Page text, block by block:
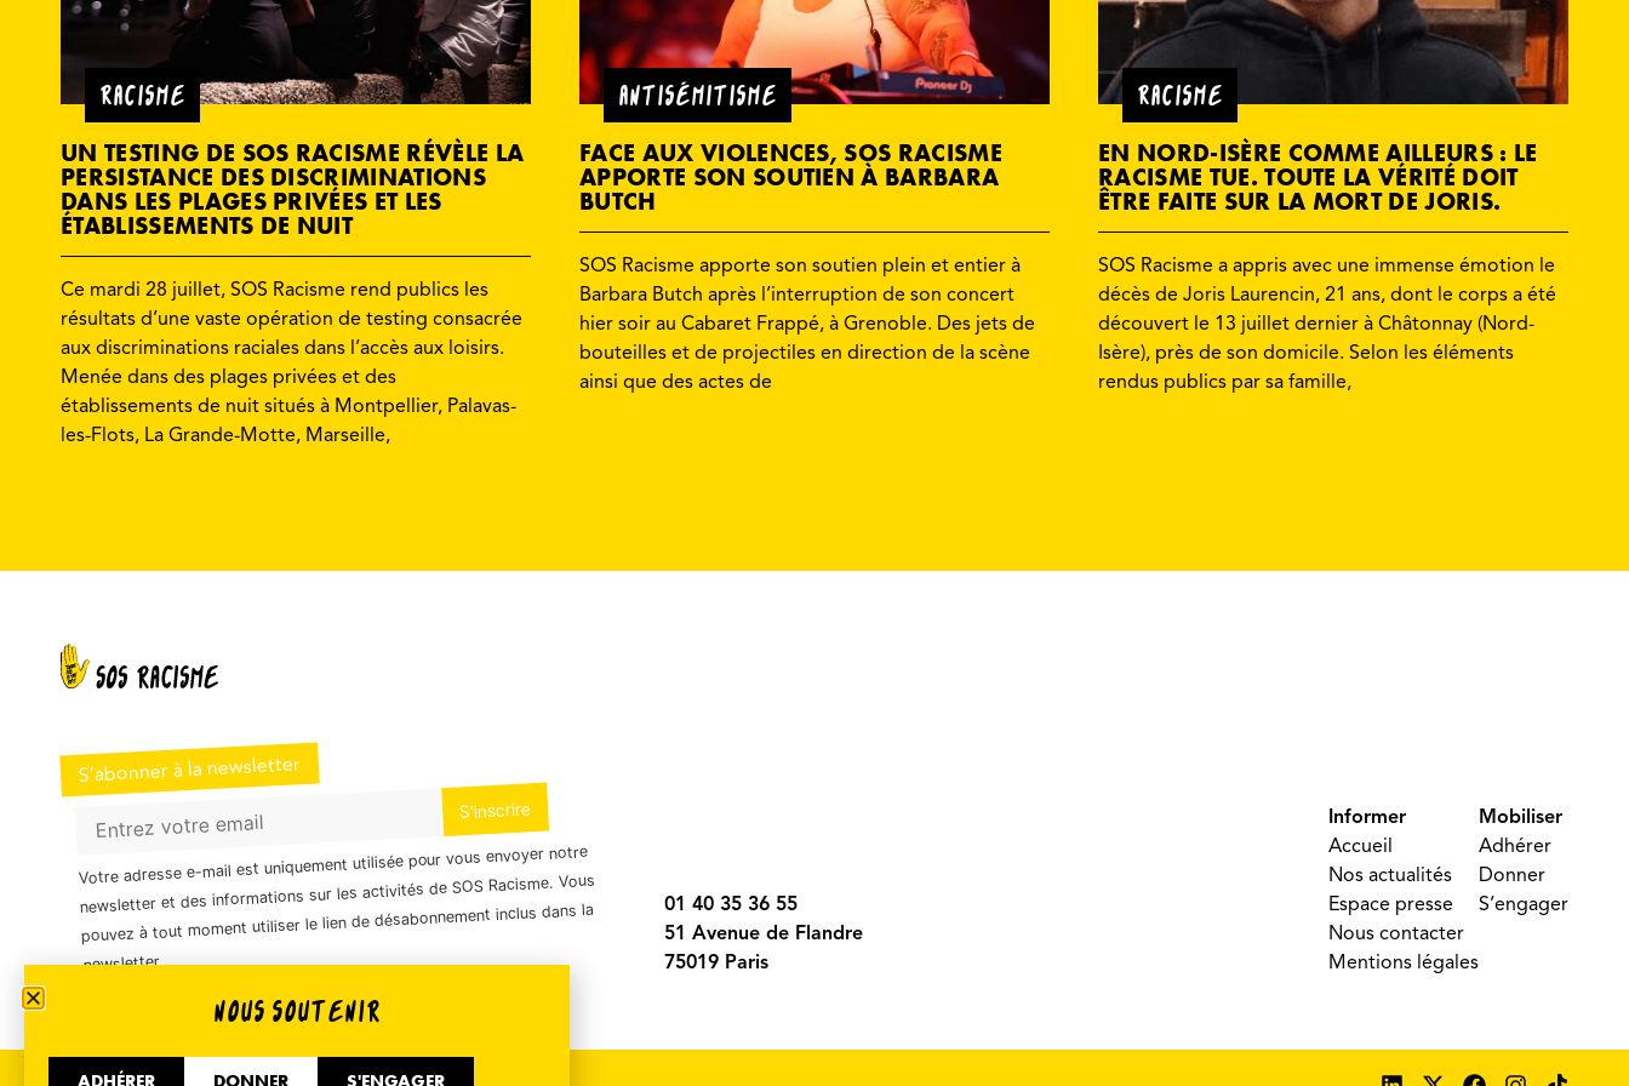
RACISME
UN TESTING DE SOS RACISME RÉVÈLE LA
PERSISTANCE DES DISCRIMINATIONS
DANS LES PLAGES PRIVÉES ET LES
ÉTABLISSEMENTS DE NUIT
Ce mardi 28 juillet, SOS Racisme rend publics les
résultats d’une vaste opération de testing consacrée
aux discriminations raciales dans l’accès aux loisirs.
Menée dans des plages privées et des
établissements de nuit situés à Montpellier, Palavas-
les-Flots, La Grande-Motte, Marseille,
ANTISÉMITISME
FACE AUX VIOLENCES, SOS RACISME
APPORTE SON SOUTIEN À BARBARA
BUTCH
SOS Racisme apporte son soutien plein et entier à
Barbara Butch après l’interruption de son concert
hier soir au Cabaret Frappé, à Grenoble. Des jets de
bouteilles et de projectiles en direction de la scène
ainsi que des actes de
RACISME
EN NORD-ISÈRE COMME AILLEURS : LE
RACISME TUE. TOUTE LA VÉRITÉ DOIT
ÊTRE FAITE SUR LA MORT DE JORIS.
SOS Racisme a appris avec une immense émotion le
décès de Joris Laurencin, 21 ans, dont le corps a été
découvert le 13 juillet dernier à Châtonnay (Nord-
Isère), près de son domicile. Selon les éléments
rendus publics par sa famille,
S’abonner à la newsletter
Votre adresse e-mail est uniquement utilisée pour vous envoyer notre
newsletter et des informations sur les activités de SOS Racisme. Vous
pouvez à tout moment utiliser le lien de désabonnement inclus dans la
newsletter.
01 40 35 36 55
51 Avenue de Flandre
75019 Paris
Informer
Accueil
Nos actualités
Espace presse
Nous contacter
Mentions légales
Mobiliser
Adhérer
Donner
S’engager
NOUS SOUTENIR
ADHÉRER DONNER S'ENGAGER